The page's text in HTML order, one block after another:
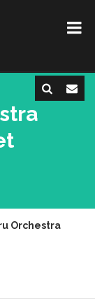
Orchestra